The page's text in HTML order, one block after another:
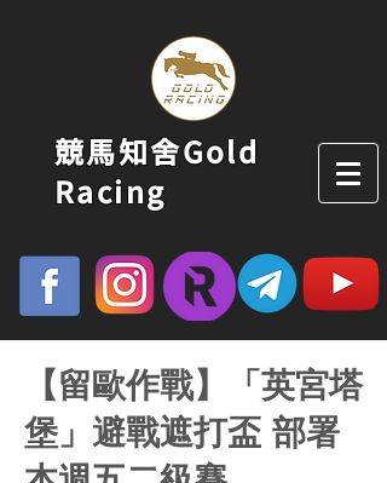
競馬知舍Gold
Racing
【留歐作戰】「英宮塔
堡」避戰遮打盃 部署